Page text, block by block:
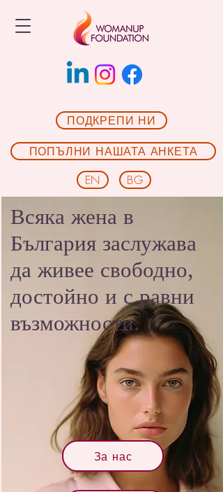
ПОДКРЕПИ НИ
ПОПЪЛНИ НАШАТА АНКЕТА
EN
BG
За нас
Всяка жена в
България заслужава
да живее свободно,
достойно и с равни
възможности.